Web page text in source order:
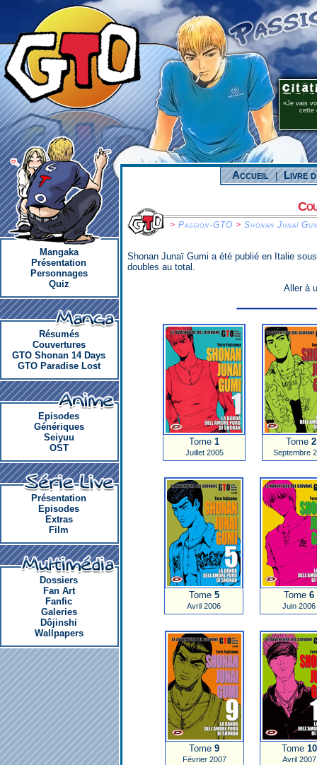
Je vais
cette
Mangaka
Présentation
Personnages
Quiz
Résumés
Couvertures
GTO Shonan 14 Days
GTO Paradise Lost
Episodes
Génériques
Seiyuu
OST
Présentation
Episodes
Extras
Film
Dossiers
Fan Art
Fanfic
Galeries
Dôjinshi
Wallpapers
Accueil | Livre
> Passion-GTO > Shonan Junaï
Shonan Junaï Gumi a été publié en Italie
doubles au total.
Aller à
Tome1
Juillet 2005
Tome2
Septembre
Tome 5
Avril 2006
Tome6
Juin 2006
Tome9
Février 2007
Tome10
Avril 2007